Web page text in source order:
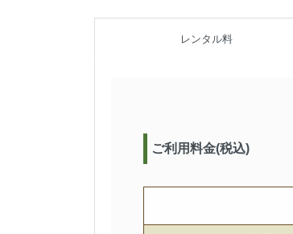
レンタル料
ご利用料金(税込)